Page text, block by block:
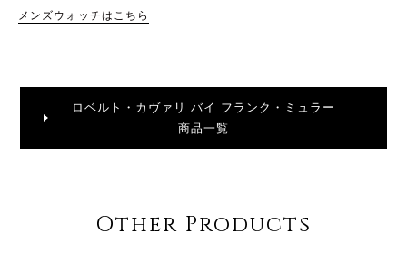
メンズウォッチはこちら
ロベルト・カヴァリ バイ フランク・ミュラー
商品一覧
Other Products